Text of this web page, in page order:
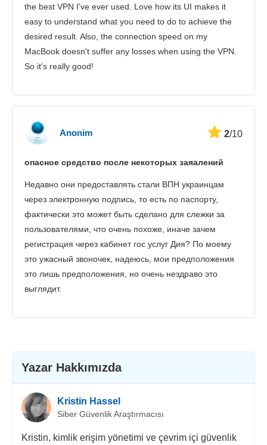
the best VPN I've ever used. Love how its UI makes it
easy to understand what you need to do to achieve the
desired result. Also, the connection speed on my
MacBook doesn't suffer any losses when using the VPN.
So it's really good!
Anonim 2/10
опасное средство после некоторых заяалений
Недавно они предоставлять стали ВПН украинцам
через электронную подпись, то есть по паспорту,
фактически это может быть сделано для слежки за
пользователями, что очень похоже, иначе зачем
регистрация через кабинет гос услуг Дия? По моему
это ужасный звоночек, надеюсь, мои предположения
это лишь предположения, но очень нездраво это
выглядит.
Yazar Hakkımızda
Kristin Hassel
Siber Güvenlik Araştırmacısı
Kristin, kimlik erişim yönetimi ve çevrim içi güvenlik